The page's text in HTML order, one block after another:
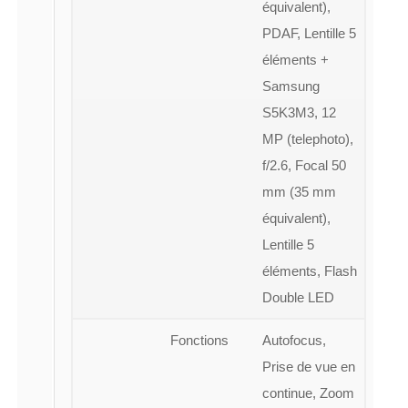
équivalent),
PDAF, Lentille 5
éléments +
Samsung
S5K3M3, 12
MP (telephoto),
f/2.6, Focal 50
mm (35 mm
équivalent),
Lentille 5
éléments, Flash
Double LED
Fonctions
Autofocus,
Prise de vue en
continue, Zoom